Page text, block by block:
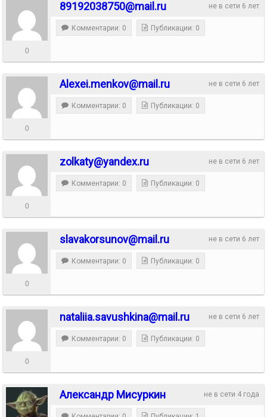
не в сети 6 лет
89192038750@mail.ru
0
Комментарии: 0 Публикации: 0
не в сети 6 лет
Alexei.menkov@mail.ru
0
Комментарии: 0 Публикации: 0
не в сети 6 лет
zolkaty@yandex.ru
0
Комментарии: 0 Публикации: 0
не в сети 6 лет
slavakorsunov@mail.ru
0
Комментарии: 0 Публикации: 0
не в сети 6 лет
nataliia.savushkina@mail.ru
0
Комментарии: 0 Публикации: 0
не в сети 4 года
Александр Мисуркин